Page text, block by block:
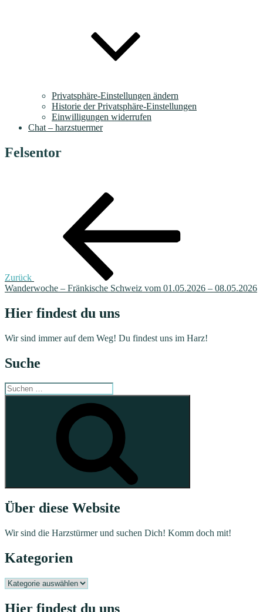
Privatsphäre-Einstellungen ändern
Historie der Privatsphäre-Einstellungen
Einwilligungen widerrufen
Chat – harzstuermer
Felsentor
Beitragsnavigation
Zurück
Wanderwoche – Fränkische Schweiz vom 01.05.2026 – 08.05.2026
Hier findest du uns
Wir sind immer auf dem Weg! Du findest uns im Harz!
Suche
Suchen
nach:
Über diese Website
Wir sind die Harzstürmer und suchen Dich! Komm doch mit!
Kategorien
Kategorien
Hier findest du uns